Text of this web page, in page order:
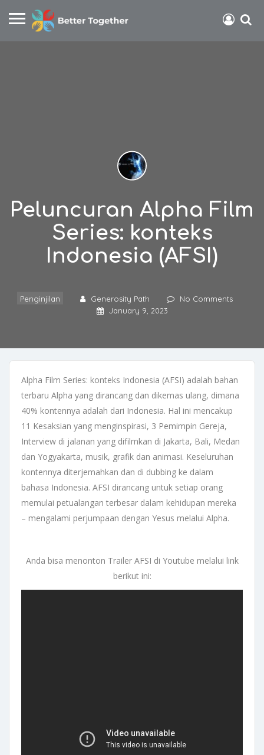
Peluncuran Alpha Film
Series: konteks
Indonesia (AFSI)
Penginjilan Generosity Path No Comments
January 9, 2023
Alpha Film Series: konteks Indonesia (AFSI) adalah bahan
terbaru Alpha yang dirancang dan dikemas ulang, dimana
40% kontennya adalah dari Indonesia. Hal ini mencakup
11 Kesaksian yang menginspirasi, 3 Pemimpin Gereja,
Interview di jalanan yang difilmkan di Jakarta, Bali, Medan
dan Yogyakarta, musik, grafik dan animasi. Keseluruhan
kontennya diterjemahkan dan di dubbing ke dalam
bahasa Indonesia. AFSI dirancang untuk setiap orang
memulai petualangan terbesar dalam kehidupan mereka
– mengalami perjumpaan dengan Yesus melalui Alpha.
Anda bisa menonton Trailer AFSI di Youtube melalui link
berikut ini: